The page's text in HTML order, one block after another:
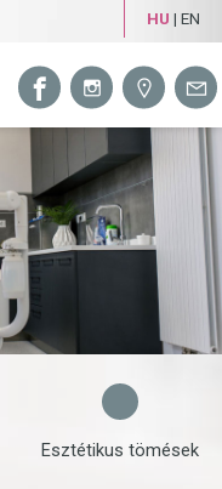
HU | EN
Esztétikus tömések